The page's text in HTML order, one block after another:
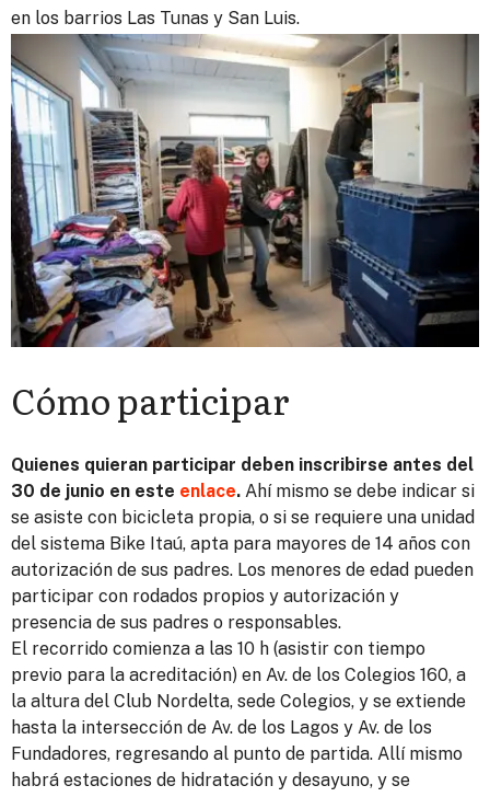
en los barrios Las Tunas y San Luis.
Cómo participar
Quienes quieran participar deben inscribirse antes del
30 de junio en este enlace. Ahí mismo se debe indicar si
se asiste con bicicleta propia, o si se requiere una unidad
del sistema Bike Itaú, apta para mayores de 14 años con
autorización de sus padres. Los menores de edad pueden
participar con rodados propios y autorización y
presencia de sus padres o responsables.
El recorrido comienza a las 10 h (asistir con tiempo
previo para la acreditación) en Av. de los Colegios 160, a
la altura del Club Nordelta, sede Colegios, y se extiende
hasta la intersección de Av. de los Lagos y Av. de los
Fundadores, regresando al punto de partida. Allí mismo
habrá estaciones de hidratación y desayuno, y se